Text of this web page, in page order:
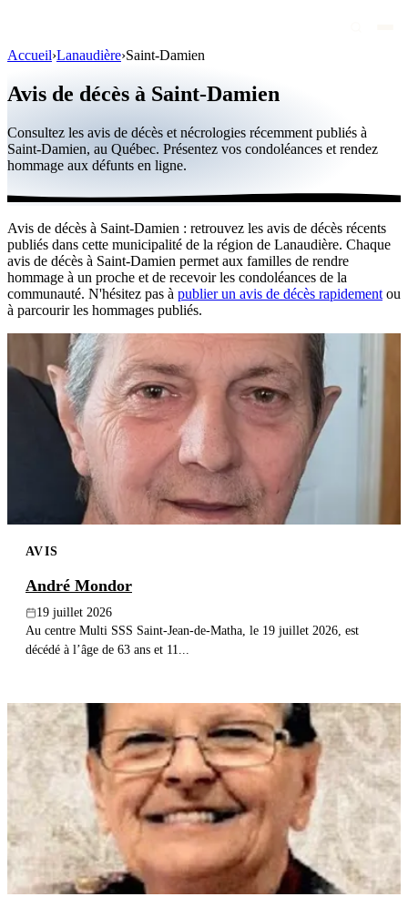
Personnalités publiques
Québec
Canada
International
Par région
Par ville
Maisons funéraires
Éternea
Blog
Publier un avis
Recherche
Accueil›Lanaudière›Saint-Damien
Avis de décès à Saint-Damien
Consultez les avis de décès et nécrologies récemment publiés à
Saint-Damien, au Québec. Présentez vos condoléances et rendez
hommage aux défunts en ligne.
Avis de décès à Saint-Damien : retrouvez les avis de décès récents
publiés dans cette municipalité de la région de Lanaudière. Chaque
avis de décès à Saint-Damien permet aux familles de rendre
hommage à un proche et de recevoir les condoléances de la
communauté. N'hésitez pas à publier un avis de décès rapidement ou
à parcourir les hommages publiés.
AVIS
André Mondor
19 juillet 2026
Au centre Multi SSS Saint-Jean-de-Matha, le 19 juillet 2026, est
décédé à l’âge de 63 ans et 11...